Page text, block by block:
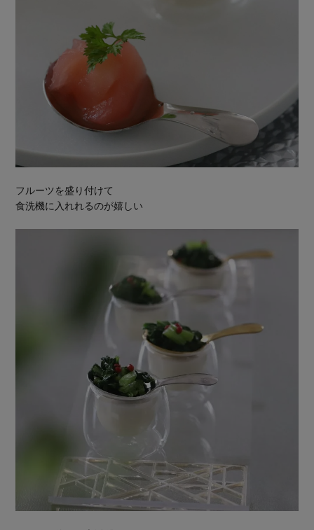
フルーツを盛り付けて
食洗機に入れれるのが嬉しい